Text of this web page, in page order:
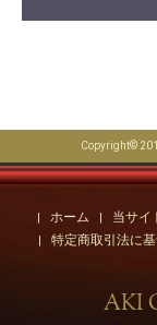
Copyright©
ホーム 当サイ
特定商取引法に
AKI